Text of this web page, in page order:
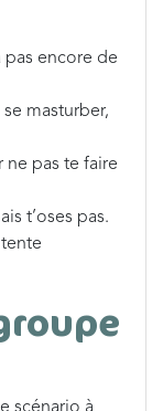
pas encore de
se masturber,
ne pas te faire
t’oses pas.